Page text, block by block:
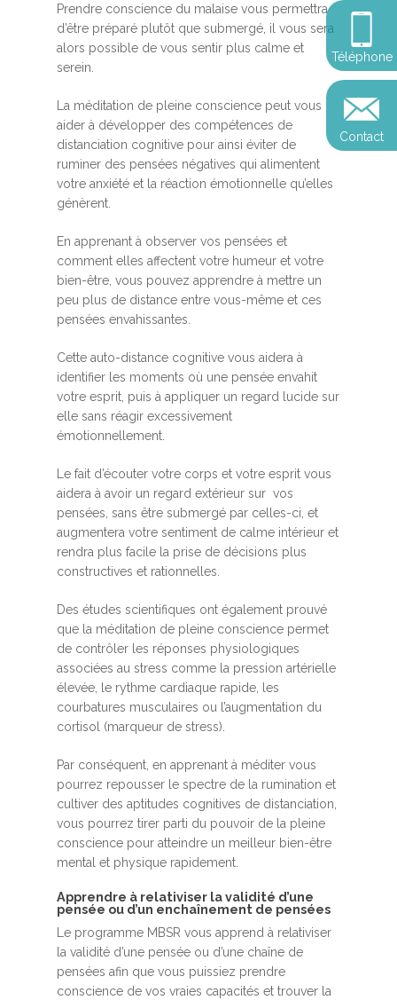
Prendre conscience du malaise vous permettra
d’être préparé plutôt que submergé, il vous sera
alors possible de vous sentir plus calme et
serein.
La méditation de pleine conscience peut vous
aider à développer des compétences de
distanciation cognitive pour ainsi éviter de
ruminer des pensées négatives qui alimentent
votre anxiété et la réaction émotionnelle qu’elles
génèrent.
En apprenant à observer vos pensées et
comment elles affectent votre humeur et votre
bien-être, vous pouvez apprendre à mettre un
peu plus de distance entre vous-même et ces
pensées envahissantes.
Cette auto-distance cognitive vous aidera à
identifier les moments où une pensée envahit
votre esprit, puis à appliquer un regard lucide sur
elle sans réagir excessivement
émotionnellement.
Le fait d’écouter votre corps et votre esprit vous
aidera à avoir un regard extérieur sur vos
pensées, sans être submergé par celles-ci, et
augmentera votre sentiment de calme intérieur et
rendra plus facile la prise de décisions plus
constructives et rationnelles.
Des études scientifiques ont également prouvé
que la méditation de pleine conscience permet
de contrôler les réponses physiologiques
associées au stress comme la pression artérielle
élevée, le rythme cardiaque rapide, les
courbatures musculaires ou l’augmentation du
cortisol (marqueur de stress).
Par conséquent, en apprenant à méditer vous
pourrez repousser le spectre de la rumination et
cultiver des aptitudes cognitives de distanciation,
vous pourrez tirer parti du pouvoir de la pleine
conscience pour atteindre un meilleur bien-être
mental et physique rapidement.
Apprendre à relativiser la validité d’une
pensée ou d’un enchaînement de pensées
Le programme MBSR vous apprend à relativiser
la validité d’une pensée ou d’une chaîne de
pensées afin que vous puissiez prendre
conscience de vos vraies capacités et trouver la
Téléphone
Contact
Calendrier
Devenir praticien en
de pleine conscience
Révelez votre
votre impact
Conférences
personnel
Révelez votre
votre impact
Reconversion et
professionnelle
Explorer
et découvrir
Blog
Sandrine
Presse et médias
Podcast
Podcast
Contact